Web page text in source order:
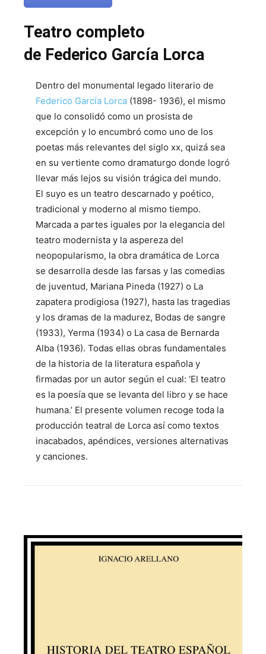
Teatro completo
de Federico García Lorca
Dentro del monumental legado literario de
Federico García Lorca (1898- 1936), el mismo
que lo consolidó como un prosista de
excepción y lo encumbró como uno de los
poetas más relevantes del siglo xx, quizá sea
en su vertiente como dramaturgo donde logró
llevar más lejos su visión trágica del mundo.
El suyo es un teatro descarnado y poético,
tradicional y moderno al mismo tiempo.
Marcada a partes iguales por la elegancia del
teatro modernista y la aspereza del
neopopularismo, la obra dramática de Lorca
se desarrolla desde las farsas y las comedias
de juventud, Mariana Pineda (1927) o La
zapatera prodigiosa (1927), hasta las tragedias
y los dramas de la madurez, Bodas de sangre
(1933), Yerma (1934) o La casa de Bernarda
Alba (1936). Todas ellas obras fundamentales
de la historia de la literatura española y
firmadas por un autor según el cual: ‘El teatro
es la poesía que se levanta del libro y se hace
humana.’ El presente volumen recoge toda la
producción teatral de Lorca así como textos
inacabados, apéndices, versiones alternativas
y canciones.